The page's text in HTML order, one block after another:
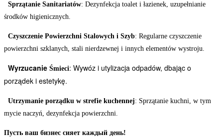
Sprzątanie Sanitariatów: Dezynfekcja toalet i łazienek, uzupełnianie
środków higienicznych.
Czyszczenie Powierzchni Stalowych i Szyb: Regularne czyszczenie
powierzchni szklanych, stali nierdzewnej i innych elementów wystroju.
Wyrzucanie Śmieci: Wywóz i utylizacja odpadów, dbając o
porządek i estetykę.
Utrzymanie porządku w strefie kuchennej: Sprzątanie kuchni, w tym
mycie naczyń, dezynfekcja powierzchni.
Пусть ваш бизнес сияет каждый день!